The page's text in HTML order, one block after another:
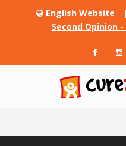
English Website |
Second Opinion